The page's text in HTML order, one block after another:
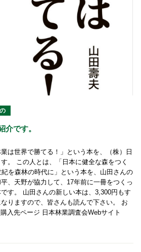
介です。
は世界で勝てる！」という本を、（株）日
。 この人とは、「日本に健全な森をつく
を森林の時代に」という本を、山田さんの
、天野が協力して、17年前に一冊をつくっ
す。 山田さんの新しい本は、3,300円もす
りますので、皆さんも読んで下さい。 お
入先ページ 日本林業調査会Webサイト